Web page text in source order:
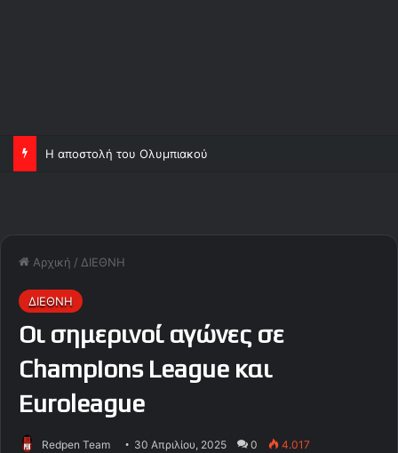
Η αποστολή του Ολυμπιακού
Αρχική / ΔΙΕΘΝΗ
ΔΙΕΘΝΗ
Οι σημερινοί αγώνες σε
Champions League και
Euroleague
Redpen Team 30 Απριλίου, 2025 0 4.017